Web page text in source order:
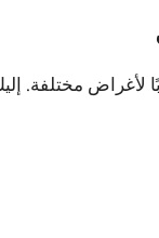
لأغراض مختلفة.